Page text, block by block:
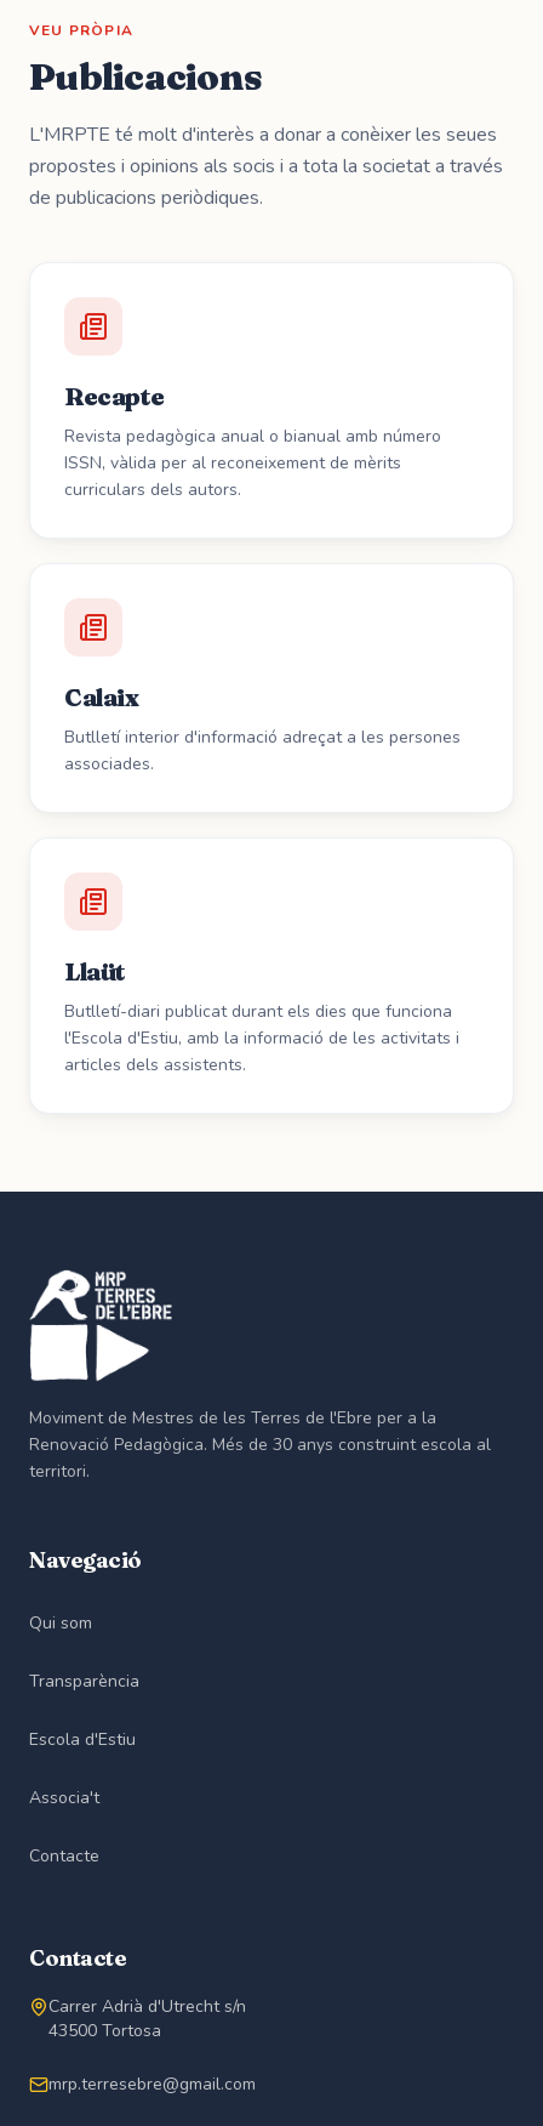
VEU PRÒPIA
Publicacions
L'MRPTE té molt d'interès a donar a conèixer les seues
propostes i opinions als socis i a tota la societat a través
de publicacions periòdiques.
Recapte
Revista pedagògica anual o bianual amb número
ISSN, vàlida per al reconeixement de mèrits
curriculars dels autors.
Calaix
Butlletí interior d'informació adreçat a les persones
associades.
Llaüt
Butlletí-diari publicat durant els dies que funciona
l'Escola d'Estiu, amb la informació de les activitats i
articles dels assistents.
Moviment de Mestres de les Terres de l'Ebre per a la
Renovació Pedagògica. Més de 30 anys construint escola al
territori.
Navegació
Qui som
Transparència
Escola d'Estiu
Associa't
Contacte
Contacte
Carrer Adrià d'Utrecht s/n
43500 Tortosa
mrp.terresebre@gmail.com